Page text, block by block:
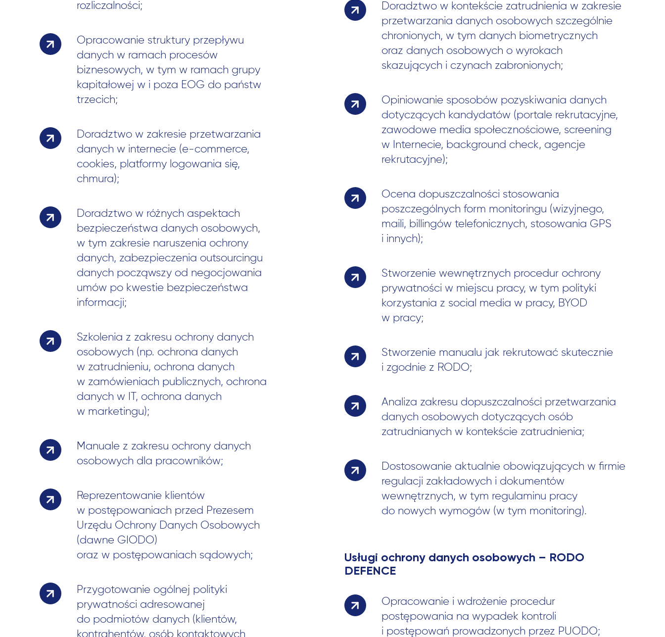
rozliczalności;
Opracowanie struktury przepływu
danych w ramach procesów
biznesowych, w tym w ramach grupy
kapitałowej w i poza EOG do państw
trzecich;
Doradztwo w zakresie przetwarzania
danych w internecie (e-commerce,
cookies, platformy logowania się,
chmura);
Doradztwo w różnych aspektach
bezpieczeństwa danych osobowych,
w tym zakresie naruszenia ochrony
danych, zabezpieczenia outsourcingu
danych począwszy od negocjowania
umów po kwestie bezpieczeństwa
informacji;
Szkolenia z zakresu ochrony danych
osobowych (np. ochrona danych
w zatrudnieniu, ochrona danych
w zamówieniach publicznych, ochrona
danych w IT, ochrona danych
w marketingu);
Manuale z zakresu ochrony danych
osobowych dla pracowników;
Reprezentowanie klientów
w postępowaniach przed Prezesem
Urzędu Ochrony Danych Osobowych
(dawne GIODO)
oraz w postępowaniach sądowych;
Przygotowanie ogólnej polityki
prywatności adresowanej
do podmiotów danych (klientów,
kontrahentów, osób kontaktowych
Doradztwo w kontekście zatrudnienia w zakresie
przetwarzania danych osobowych szczególnie
chronionych, w tym danych biometrycznych
oraz danych osobowych o wyrokach
skazujących i czynach zabronionych;
Opiniowanie sposobów pozyskiwania danych
dotyczących kandydatów (portale rekrutacyjne,
zawodowe media społecznościowe, screening
w Internecie, background check, agencje
rekrutacyjne);
Ocena dopuszczalności stosowania
poszczególnych form monitoringu (wizyjnego,
maili, billingów telefonicznych, stosowania GPS
i innych);
Stworzenie wewnętrznych procedur ochrony
prywatności w miejscu pracy, w tym polityki
korzystania z social media w pracy, BYOD
w pracy;
Stworzenie manualu jak rekrutować skutecznie
i zgodnie z RODO;
Analiza zakresu dopuszczalności przetwarzania
danych osobowych dotyczących osób
zatrudnianych w kontekście zatrudnienia;
Dostosowanie aktualnie obowiązujących w firmie
regulacji zakładowych i dokumentów
wewnętrznych, w tym regulaminu pracy
do nowych wymogów (w tym monitoring).
Usługi ochrony danych osobowych – RODO
DEFENCE
Opracowanie i wdrożenie procedur
postępowania na wypadek kontroli
i postępowań prowadzonych przez PUODO;